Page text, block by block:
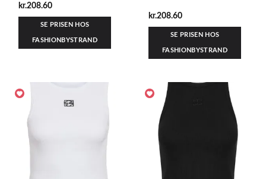
kr.208.60
SE PRISEN HOS
FASHIONBYSTRAND
kr.208.60
SE PRISEN HOS
FASHIONBYSTRAND